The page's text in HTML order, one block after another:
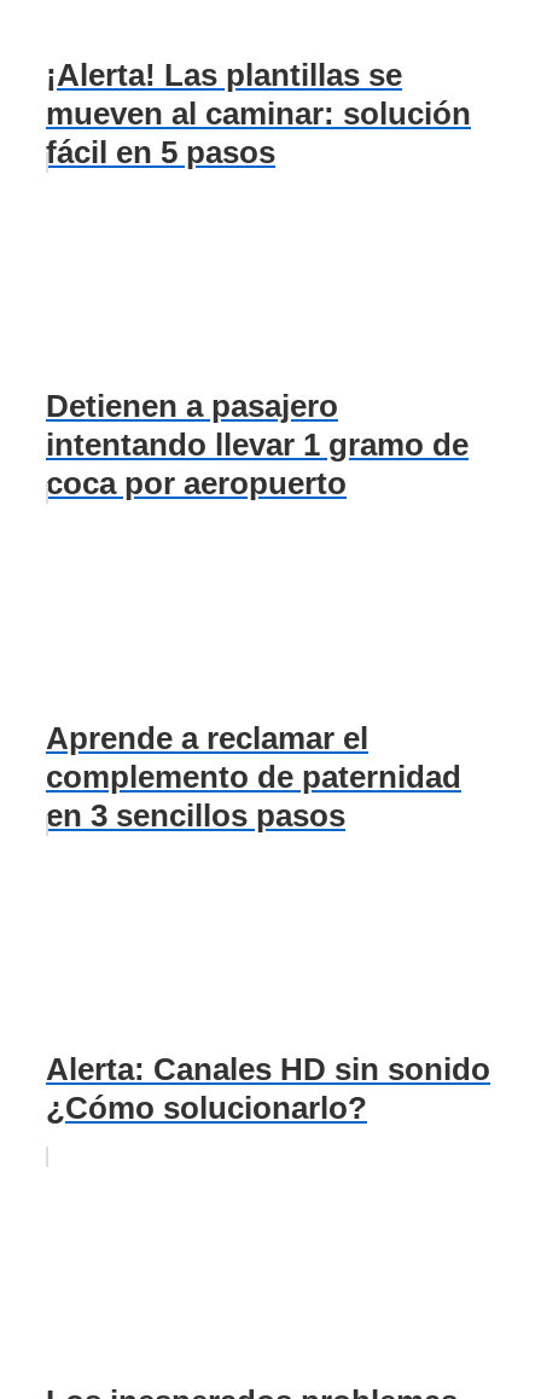
¡Alerta! Las plantillas se
mueven al caminar: solución
fácil en 5 pasos
Detienen a pasajero
intentando llevar 1 gramo de
coca por aeropuerto
Aprende a reclamar el
complemento de paternidad
en 3 sencillos pasos
Alerta: Canales HD sin sonido
¿Cómo solucionarlo?